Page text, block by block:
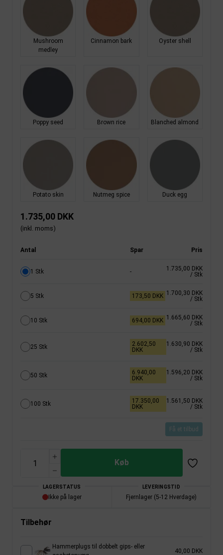
Mushroom
medley
Cinnamon bark Oyster shell
Poppy seed Brown rice Blanched almond
Potato skin Nutmeg spice Duck egg
1.735,00 DKK
(inkl. moms)
Antal Spar Pris
1 Stk -
1.735,00 DKK
/ Stk
5 Stk 173,50 DKK 1.700,30 DKK
/ Stk
10 Stk 694,00 DKK 1.665,60 DKK
/ Stk
25 Stk
2.602,50
DKK
1.630,90 DKK
/ Stk
50 Stk
6.940,00
DKK
1.596,20 DKK
/ Stk
100 Stk
17.350,00
DKK
1.561,50 DKK
/ Stk
Få et tilbud
Køb
LAGERSTATUS
Ikke på lager
LEVERINGSTID
Fjernlager (5-12 Hverdage)
Tilbehør
Hammerplugs til dobbelt gips- eller
40,00 DKK